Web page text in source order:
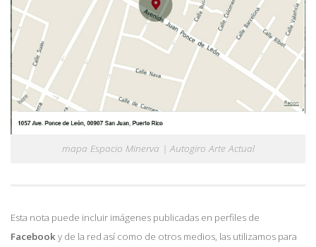
mapa Espacio Minerva | Autogiro Arte Actual
Esta nota puede incluir imágenes publicadas en perfiles de
Facebooky de la red así como de otros medios, las utilizamos para